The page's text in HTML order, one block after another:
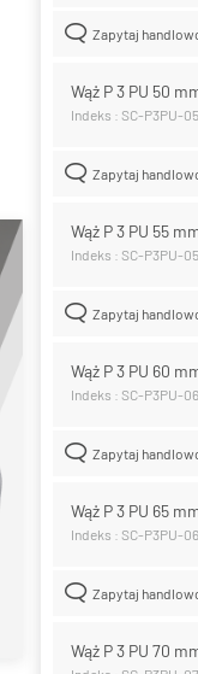
Zapytaj
Wąż P 3 PU 50
Indeks : SC-P3PU-
Zapytaj
Wąż P 3 PU 55
Indeks : SC-P3PU-
Zapytaj
Wąż P 3 PU 60
Indeks : SC-P3PU-
Zapytaj
Wąż P 3 PU 65
Indeks : SC-P3PU-
Zapytaj
Wąż P 3 PU 70